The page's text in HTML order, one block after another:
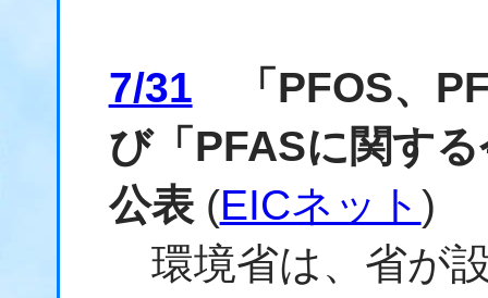
7/31 「PFOS、
び「PFASに関す
公表(EICネット )
環境省は、省が